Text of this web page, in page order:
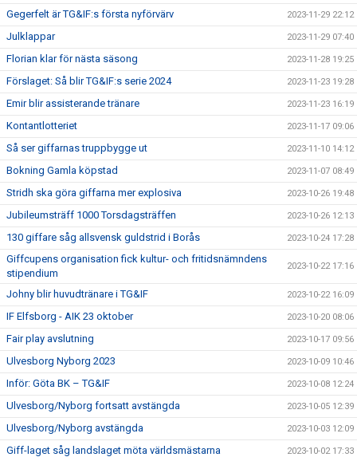
Gegerfelt är TG&IF:s första nyförvärv 2023-11-29 22:12
Julklappar 2023-11-29 07:40
Florian klar för nästa säsong 2023-11-28 19:25
Förslaget: Så blir TG&IF:s serie 2024 2023-11-23 19:28
Emir blir assisterande tränare 2023-11-23 16:19
Kontantlotteriet 2023-11-17 09:06
Så ser giffarnas truppbygge ut 2023-11-10 14:12
Bokning Gamla köpstad 2023-11-07 08:49
Stridh ska göra giffarna mer explosiva 2023-10-26 19:48
Jubileumsträff 1000 Torsdagsträffen 2023-10-26 12:13
130 giffare såg allsvensk guldstrid i Borås 2023-10-24 17:28
Giffcupens organisation fick kultur- och fritidsnämndens
stipendium
2023-10-22 17:16
Johny blir huvudtränare i TG&IF 2023-10-22 16:09
IF Elfsborg - AIK 23 oktober 2023-10-20 08:06
Fair play avslutning 2023-10-17 09:56
Ulvesborg Nyborg 2023 2023-10-09 10:46
Inför: Göta BK – TG&IF 2023-10-08 12:24
Ulvesborg/Nyborg fortsatt avstängda 2023-10-05 12:39
Ulvesborg/Nyborg avstängda 2023-10-03 12:09
Giff-laget såg landslaget möta världsmästarna 2023-10-02 17:33